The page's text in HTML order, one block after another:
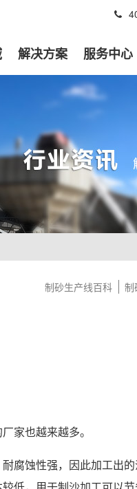
解决方案 服务中心
制砂生产线百科 制
家也越来越多。
蚀性强，因此加工出